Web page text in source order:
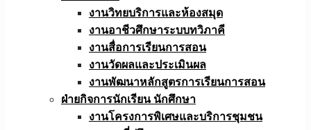
งานวิทยบริการและห้องสมุด
งานอาชีวศึกษาระบบทวิภาคี
งานสื่อการเรียนการสอน
งานวัดผลและประเมินผล
งานพัฒนาหลักสูตรการเรียนการสอน
ฝ่ายกิจการนักเรียน นักศึกษา
งานโครงการพิเศษและบริการชุมชน